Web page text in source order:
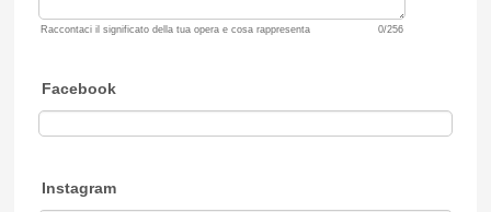
Raccontaci il significato della tua opera e cosa rappresenta 0/256
Facebook
Instagram